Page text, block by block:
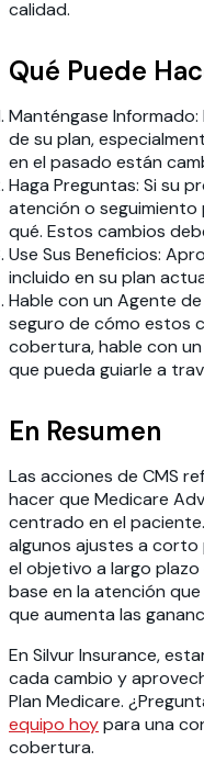
calidad.
Qué Puede
Manténgase Informado:
de su plan,
en el pasado están
Haga Preguntas: Si su
atención o
qué. Estos cambios
Use Sus Beneficios:
incluido en su plan
Hable con un Agente
seguro de cómo estos
cobertura, hable con
que pueda guiarle a
En Resumen
Las acciones de CMS
hacer que Medicare
centrado en el
algunos ajustes a
el objetivo a largo
base en la atención
que aumenta las
En Silvur Insurance,
cada cambio y
Plan Medicare.
equipo hoypara una
cobertura.